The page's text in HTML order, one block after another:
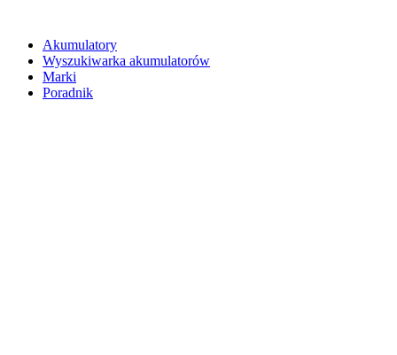
Akumulatory
Wyszukiwarka akumulatorów
Marki
Poradnik